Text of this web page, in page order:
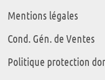
Mentions légales
Cond. Gén. de Ventes
Politique protection